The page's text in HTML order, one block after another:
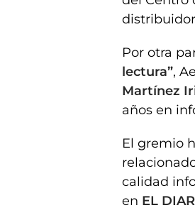
Por otra
lectura”,
Martínez
años en
El gremio
calidad
en EL